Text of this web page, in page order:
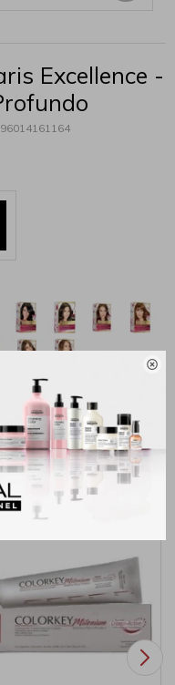

Excellence -
DE ENVÍO
interesar